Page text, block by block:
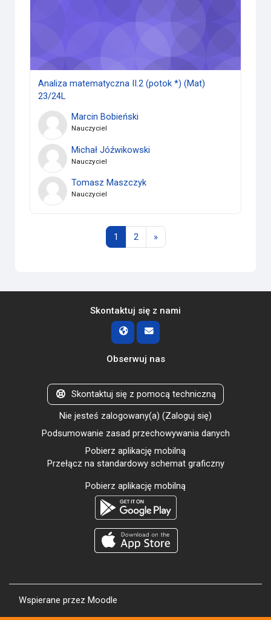
Analiza matematyczna II.2 (potok *) (Mat)
23/24L
Marcin Bobieński
Nauczyciel
Michał Jóźwikowski
Nauczyciel
Tomasz Maszczyk
Nauczyciel
1 Strona 1
2Strona 2
»Następna strona
Skontaktuj się z nami
Obserwuj nas
Skontaktuj się z pomocą techniczną
Nie jesteś zalogowany(a) (Zaloguj się)
Podsumowanie zasad przechowywania danych
Pobierz aplikację mobilną
Przełącz na standardowy schemat graficzny
Pobierz aplikację mobilną
Wspierane przez Moodle